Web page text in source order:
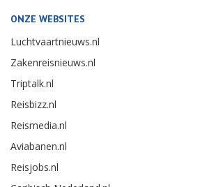
ONZE WEBSITES
Luchtvaartnieuws.nl
Zakenreisnieuws.nl
Triptalk.nl
Reisbizz.nl
Reismedia.nl
Aviabanen.nl
Reisjobs.nl